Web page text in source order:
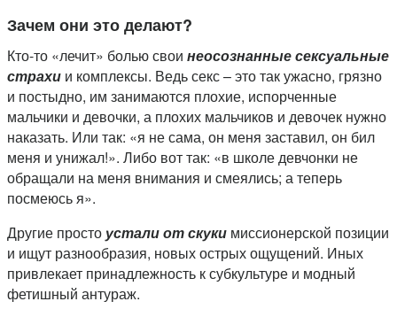
Зачем они это делают?
Кто-то «лечит» болью свои неосознанные сексуальные
страхи и комплексы. Ведь секс – это так ужасно, грязно
и постыдно, им занимаются плохие, испорченные
мальчики и девочки, а плохих мальчиков и девочек нужно
наказать. Или так: «я не сама, он меня заставил, он бил
меня и унижал!». Либо вот так: «в школе девчонки не
обращали на меня внимания и смеялись; а теперь
посмеюсь я».
Другие просто устали от скуки миссионерской позиции
и ищут разнообразия, новых острых ощущений. Иных
привлекает принадлежность к субкультуре и модный
фетишный антураж.